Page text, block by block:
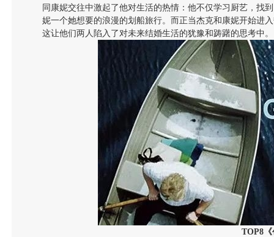
同康妮交往中激起了他对生活的热情：他不仅学习厨艺，找
妮一个她想要的浪漫的划船旅行。而正当杰克和康妮开始进
这让他们两人陷入了对未来结婚生活的犹豫和踌躇的思考中
TOP8